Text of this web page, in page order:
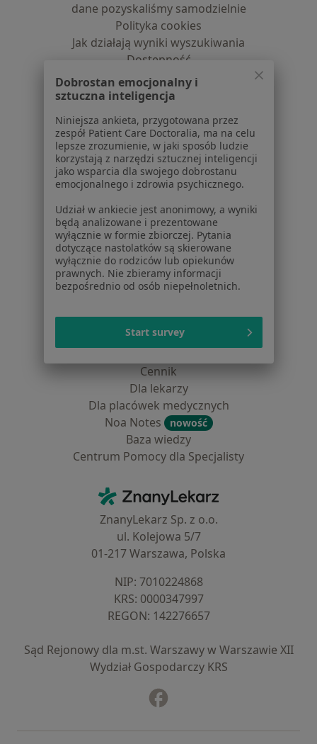
dane pozyskaliśmy samodzielnie
Polityka cookies
Jak działają wyniki wyszukiwania
Dostępność
O nas
Praca Rekrutujemy!
Centrum prasowe
Kontakt
Dla pacjentów
Placówki medyczne
Pytania i odpowiedzi
Usługi i zabiegi
Choroby
Pomoc
Blog dla pacjentów
Dla profesjonalistów
Cennik
Dla lekarzy
Dla placówek medycznych
Noa Notes
nowość
Baza wiedzy
Centrum Pomocy dla Specjalisty
ZnanyLekarz - Strona główna
ZnanyLekarz Sp. z o.o.
ul. Kolejowa 5/7
01-217 Warszawa, Polska
NIP: ⁠7010224868
KRS: ⁠0000347997
REGON: ⁠142276657
Sąd Rejonowy dla m.st. Warszawy w Warszawie XII
Wydział Gospodarczy KRS
Dobrostan emocjonalny i
sztuczna inteligencja
Niniejsza ankieta, przygotowana przez
zespół Patient Care Doctoralia, ma na celu
lepsze zrozumienie, w jaki sposób ludzie
korzystają z narzędzi sztucznej inteligencji
jako wsparcia dla swojego dobrostanu
emocjonalnego i zdrowia psychicznego.
Udział w ankiecie jest anonimowy, a wyniki
będą analizowane i prezentowane
wyłącznie w formie zbiorczej. Pytania
dotyczące nastolatków są skierowane
wyłącznie do rodziców lub opiekunów
prawnych. Nie zbieramy informacji
bezpośrednio od osób niepełnoletnich.
Start survey